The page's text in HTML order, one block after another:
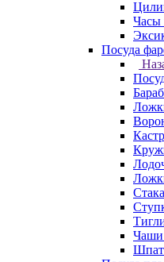
Часы
Посуда
Чаши